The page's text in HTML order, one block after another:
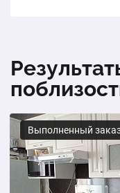
Выполненный